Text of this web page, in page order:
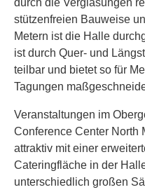
durch die Verglasungen
stützenfreien Bauweise
Metern ist die Halle
ist durch Quer- und
teilbar und bietet so für
Tagungen
Veranstaltungen im
Conference Center North
attraktiv mit einer
Cateringfläche in der
unterschiedlich großen